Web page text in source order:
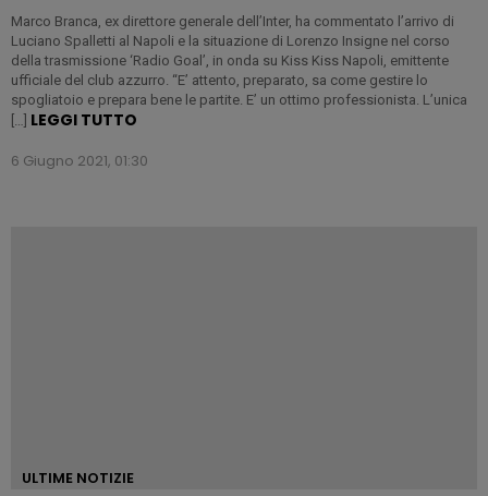
Marco Branca, ex direttore generale dell’Inter, ha commentato l’arrivo di
Luciano Spalletti al Napoli e la situazione di Lorenzo Insigne nel corso
della trasmissione ‘Radio Goal’, in onda su Kiss Kiss Napoli, emittente
ufficiale del club azzurro. “E’ attento, preparato, sa come gestire lo
spogliatoio e prepara bene le partite. E’ un ottimo professionista. L’unica
[…] LEGGI TUTTO
6 Giugno 2021, 01:30
ULTIME NOTIZIE